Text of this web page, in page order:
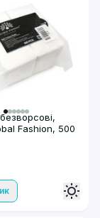
Fashion, 500